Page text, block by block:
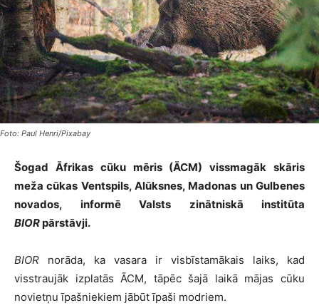
Foto: Paul Henri/Pixabay
Šogad Āfrikas cūku mēris (ĀCM) vissmagāk skāris
meža cūkas Ventspils, Alūksnes, Madonas un Gulbenes
novados, informē Valsts zinātniskā institūta
BIORpārstāvji.
BIOR norāda, ka vasara ir visbīstamākais laiks, kad
visstraujāk izplatās ĀCM, tāpēc šajā laikā mājas cūku
novietņu īpašniekiem jābūt īpaši modriem.